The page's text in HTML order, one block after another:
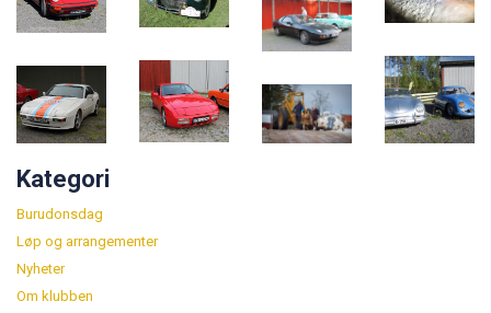
Kategori
Burudonsdag
Løp og arrangementer
Nyheter
Om klubben